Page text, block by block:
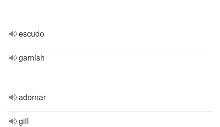
escudo
garnish
adornar
gill